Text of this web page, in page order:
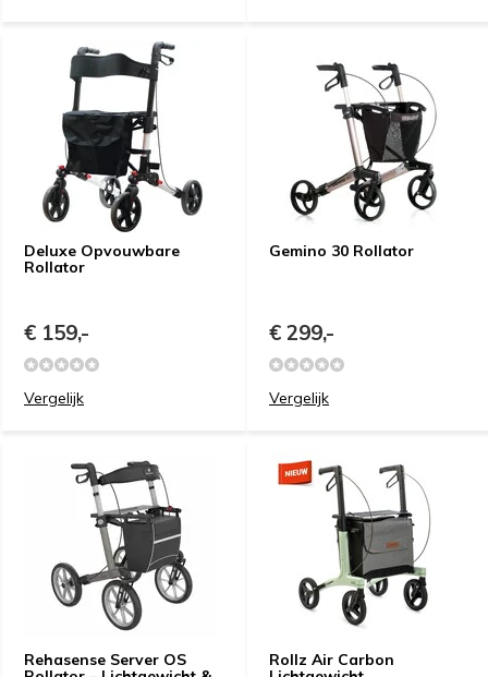
Deluxe Opvouwbare
Rollator
€ 159,-
Vergelijk
Gemino 30 Rollator
€ 299,-
Vergelijk
Rehasense Server OS
Rollz Air Carbon